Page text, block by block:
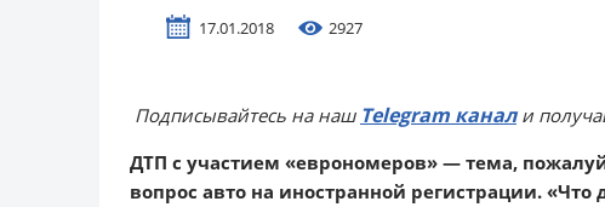
17.01.2018 2927
Подписывайтесь на наш Telegram канали
ДТП с участием «еврономеров» — тема,
вопрос авто на иностранной регистрации. «Что